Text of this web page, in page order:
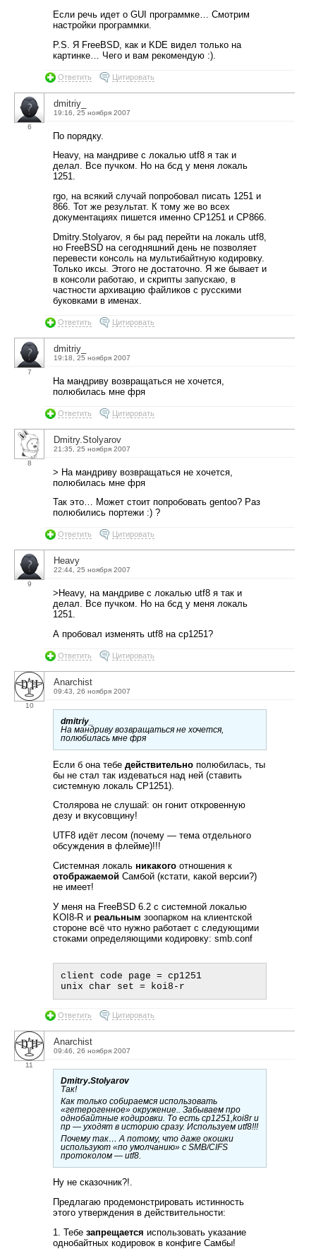
Если речь идет о GUI программке… Смотрим
настройки программки.
P.S. Я FreeBSD, как и KDE видел только на
картинке… Чего и вам рекомендую :).
Ответить Цитировать
6
dmitriy_
19:16, 25 ноября 2007
По порядку.
Heavy, на мандриве с локалью utf8 я так и
делал. Все пучком. Но на бсд у меня локаль
1251.
rgo, на всякий случай попробовал писать 1251 и
866. Тот же результат. К тому же во всех
документациях пишется именно CP1251 и CP866.
Dmitry.Stolyarov, я бы рад перейти на локаль utf8,
но FreeBSD на сегодняшний день не позволяет
перевести консоль на мультибайтную кодировку.
Только иксы. Этого не достаточно. Я же бывает и
в консоли работаю, и скрипты запускаю, в
частности архивацию файликов с русскими
буковками в именах.
Ответить Цитировать
7
dmitriy_
19:18, 25 ноября 2007
На мандриву возвращаться не хочется,
полюбилась мне фря
Ответить Цитировать
8
Dmitry.Stolyarov
21:35, 25 ноября 2007
> На мандриву возвращаться не хочется,
полюбилась мне фря
Так это… Может стоит попробовать gentoo? Раз
полюбились портежи :) ?
Ответить Цитировать
9
Heavy
22:44, 25 ноября 2007
>Heavy, на мандриве с локалью utf8 я так и
делал. Все пучком. Но на бсд у меня локаль
1251.
А пробовал изменять utf8 на cp1251?
Ответить Цитировать
10
Anarchist
09:43, 26 ноября 2007
dmitriy_
На мандриву возвращаться не хочется,
полюбилась мне фря
Если б она тебе действительно полюбилась, ты
бы не стал так издеваться над ней (ставить
системную локаль СР1251).
Столярова не слушай: он гонит откровенную
дезу и вкусовщину!
UTF8 идёт лесом (почему — тема отдельного
обсуждения в флейме)!!!
Системная локаль никакого отношения к
отображаемой Самбой (кстати, какой версии?)
не имеет!
У меня на FreeBSD 6.2 с системной локалью
KOI8-R и реальным зоопарком на клиентской
стороне всё что нужно работает с следующими
стоками определяющими кодировку: smb.conf
client code page = cp1251
Ответить Цитировать
11
Anarchist
09:46, 26 ноября 2007
Dmitry.Stolyarov
Так!
Как только собираемся использовать
«гетерогенное» окружение.. Забываем про
однобайтные кодировки. То есть cp1251,koi8r и
пр — уходят в историю сразу. Используем utf8!!!
Почему так… А потому, что даже окошки
используют «по умолчанию» с SMB/CIFS
протоколом — utf8.
Ну не сказочник?!.
Предлагаю продемонстрировать истинность
этого утверждения в действительности:
1. Тебе запрещается использовать указание
однобайтных кодировок в конфиге Самбы!